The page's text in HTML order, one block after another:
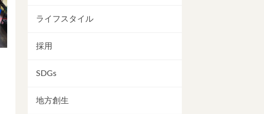
ライフスタイル
採用
SDGs
地方創生